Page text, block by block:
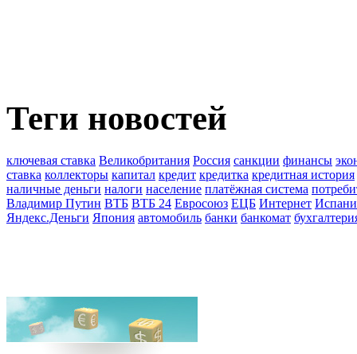
Теги новостей
ключевая ставка Великобритания Россия санкции финансы
ставка коллекторы капитал кредит кредитка кредитная история
наличные деньги налоги население платёжная система
Владимир Путин ВТБ ВТБ 24 Евросоюз ЕЦБ Интернет
Яндекс.Деньги Япония автомобиль банки банкомат